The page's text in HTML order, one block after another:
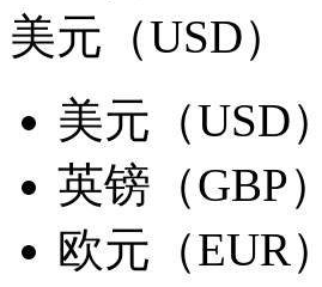
美元（USD）
美元（USD）
英镑（GBP）
欧元（EUR）